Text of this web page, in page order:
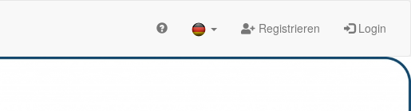
Registrieren Login